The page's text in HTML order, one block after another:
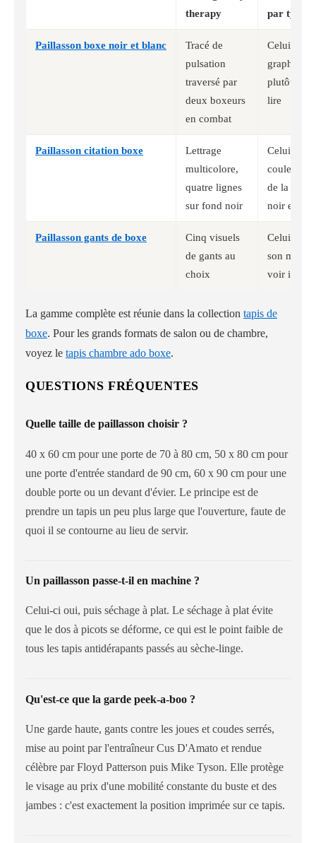
therapy
par type
Paillasson boxe noir et blanc
Tracé de
pulsation
traversé par
deux boxeurs
en combat
Celui qui
plutôt
lire
Paillasson citation boxe
Lettrage
multicolore,
quatre lignes
sur fond noir
Celui qui
couleur là
de la
noir et le
Paillasson gants de boxe
Cinq visuels
de gants au
choix
Celui qui
son motif
voir
La gamme complète est réunie dans la collection tapis de
boxe. Pour les grands formats de salon ou de chambre,
voyez le tapis chambre ado boxe.
QUESTIONS FRÉQUENTES
Quelle taille de paillasson choisir ?
40 x 60 cm pour une porte de 70 à 80 cm, 50 x 80 cm pour
une porte d'entrée standard de 90 cm, 60 x 90 cm pour une
double porte ou un devant d'évier. Le principe est de
prendre un tapis un peu plus large que l'ouverture, faute de
quoi il se contourne au lieu de servir.
Un paillasson passe-t-il en machine ?
Celui-ci oui, puis séchage à plat. Le séchage à plat évite
que le dos à picots se déforme, ce qui est le point faible de
tous les tapis antidérapants passés au sèche-linge.
Qu'est-ce que la garde peek-a-boo ?
Une garde haute, gants contre les joues et coudes serrés,
mise au point par l'entraîneur Cus D'Amato et rendue
célèbre par Floyd Patterson puis Mike Tyson. Elle protège
le visage au prix d'une mobilité constante du buste et des
jambes : c'est exactement la position imprimée sur ce tapis.